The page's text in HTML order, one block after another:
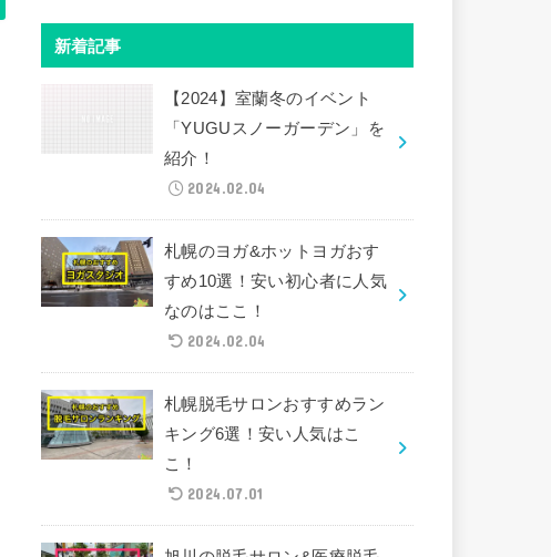
新着記事
【2024】室蘭冬のイベント
「YUGUスノーガーデン」を
紹介！
2024.02.04
札幌のヨガ&ホットヨガおす
すめ10選！安い初心者に人気
なのはここ！
2024.02.04
札幌脱毛サロンおすすめラン
キング6選！安い人気はこ
こ！
2024.07.01